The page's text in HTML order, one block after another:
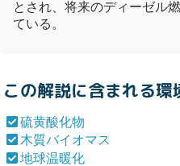
とされ、将来のディーゼル
ている。
この解説に含まれる環
硫黄酸化物
木質バイオマス
地球温暖化